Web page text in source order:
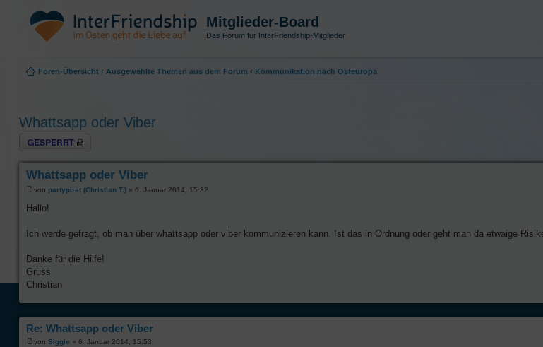
Mitglieder-Board
Das Forum für InterFriendship-Mitglieder
Foren-Übersicht ‹ Ausgewählte Themen aus dem Forum ‹ Kommunikation nach Osteuropa
Whattsapp oder Viber
Thema gesperrt
Whattsapp oder Viber
von partypirat (Christian T.) » 6. Januar 2014, 15:32
Hallo!
Ich werde gefragt, ob man über whattsapp oder viber kommunizieren kann. Ist das in Ordnung oder geht man da etwaige
Danke für die Hilfe!
Gruss
Christian
Re: Whattsapp oder Viber
von Siggie » 6. Januar 2014, 15:53